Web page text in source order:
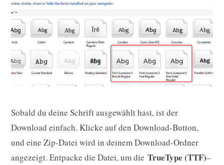
Sobald du deine Schrift ausgewählt hast, ist der
Download einfach. Klicke auf den Download-Button,
und eine Zip-Datei wird in deinem Download-Ordner
angezeigt. Entpacke die Datei, um die TrueType (TTF)–